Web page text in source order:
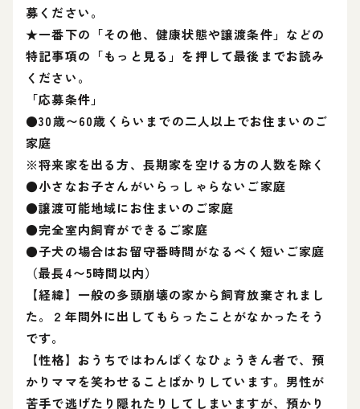
募ください。
★一番下の「その他、健康状態や譲渡条件」などの
特記事項の「もっと見る」を押して最後までお読み
ください。
「応募条件」
●30歳〜60歳くらいまでの二人以上でお住まいのご
家庭
※将来家を出る方、長期家を空ける方の人数を除く
●小さなお子さんがいらっしゃらないご家庭
●譲渡可能地域にお住まいのご家庭
●完全室内飼育ができるご家庭
●子犬の場合はお留守番時間がなるべく短いご家庭
（最長4〜5時間以内）
【経緯】一般の多頭崩壊の家から飼育放棄されまし
た。２年間外に出してもらったことがなかったそう
です。
【性格】おうちではわんぱくなひょうきん者で、預
かりママを笑わせることばかりしています。男性が
苦手で逃げたり隠れたりしてしまいますが、預かり